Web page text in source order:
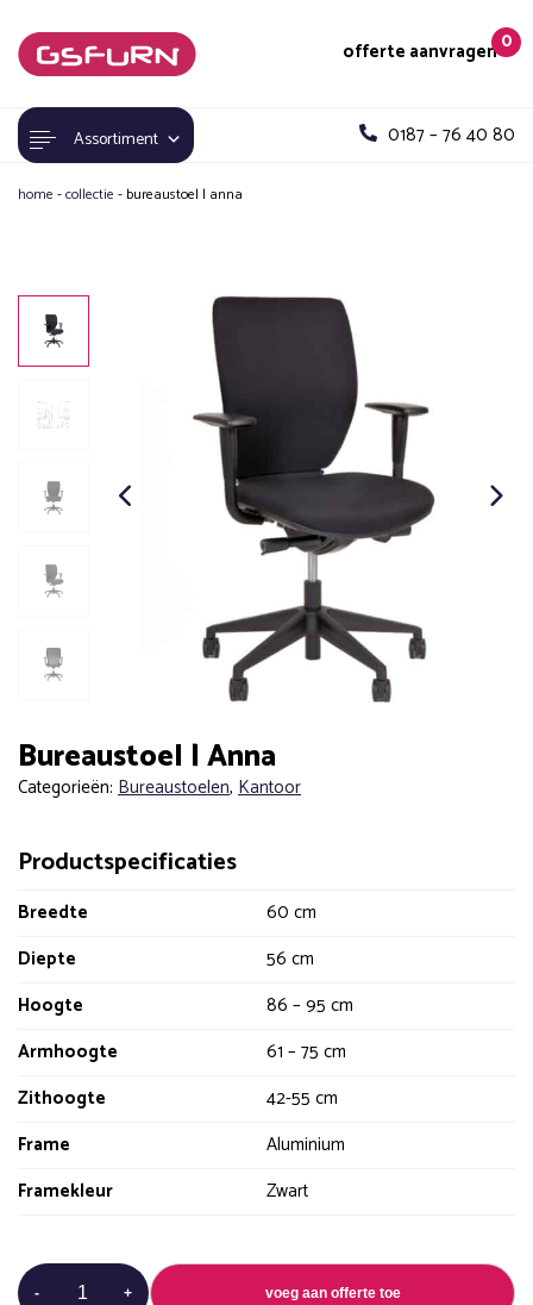
offerte aanvragen0
Assortiment 0187 – 76 40 80
home -collectie - bureaustoel | anna
Bureaustoel | Anna
Categorieën: Bureaustoelen, Kantoor
Productspecificaties
Breedte
60 cm
Diepte
56 cm
Hoogte
86 – 95 cm
Armhoogte
61 – 75 cm
Zithoogte
42-55 cm
Frame
Aluminium
Framekleur
Zwart
-
Bureaustoel
+ voeg aan offerte toe